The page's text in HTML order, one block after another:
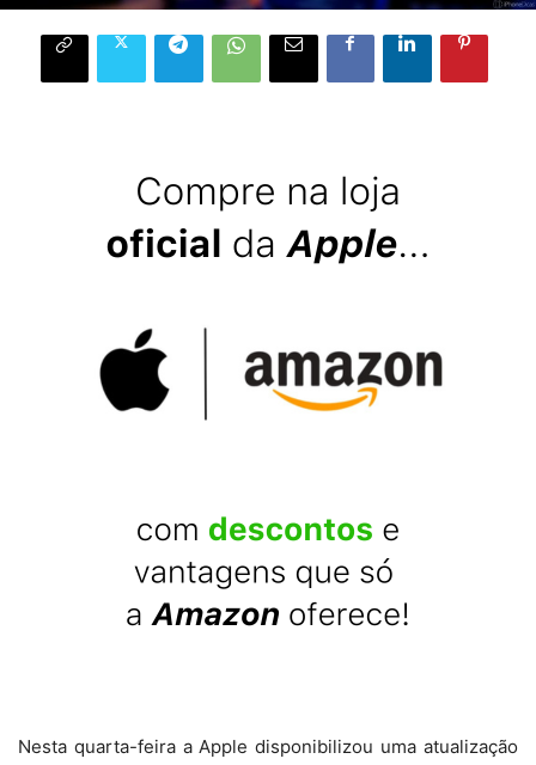
Nesta quarta-feira a Apple disponibilizou uma atualização